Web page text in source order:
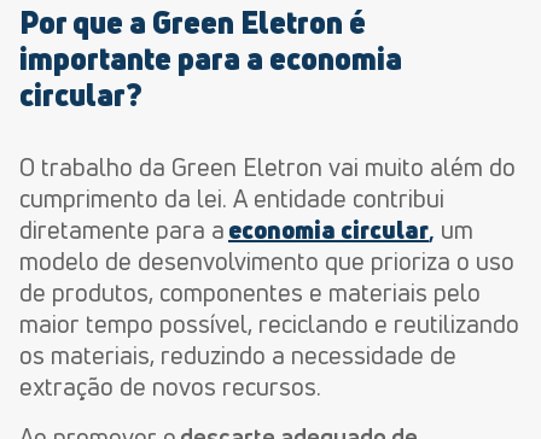
Por que a Green Eletron é
importante para a economia
circular?
O trabalho da Green Eletron vai muito além do
cumprimento da lei. A entidade contribui
diretamente para aeconomia circular, um
modelo de desenvolvimento que prioriza o uso
de produtos, componentes e materiais pelo
maior tempo possível, reciclando e reutilizando
os materiais, reduzindo a necessidade de
extração de novos recursos.